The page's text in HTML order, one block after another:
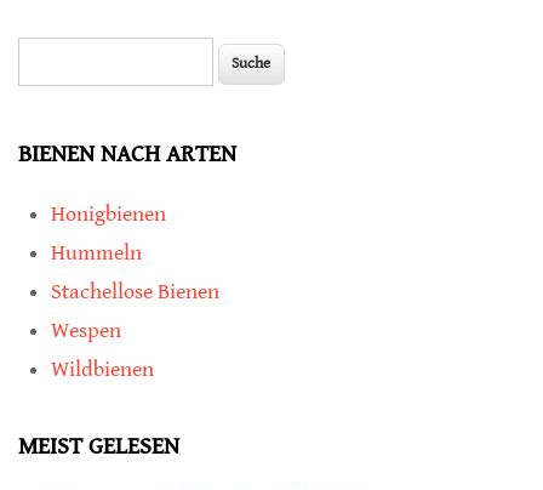
BIENEN NACH ARTEN
Honigbienen
Hummeln
Stachellose Bienen
Wespen
Wildbienen
MEIST GELESEN